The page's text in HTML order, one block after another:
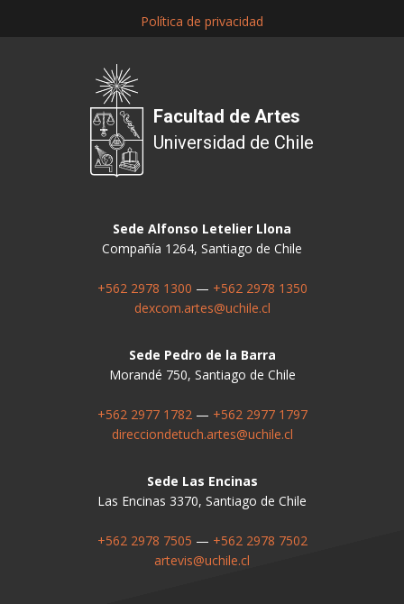
Política de privacidad
Facultad de Artes
Universidad de Chile
Sede Alfonso Letelier Llona
Compañía 1264, Santiago de Chile
+562 2978 1300 — +562 2978 1350
dexcom.artes@uchile.cl
Sede Pedro de la Barra
Morandé 750, Santiago de Chile
+562 2977 1782— +562 2977 1797
direcciondetuch.artes@uchile.cl
Sede Las Encinas
Las Encinas 3370, Santiago de Chile
+562 2978 7505 — +562 2978 7502
artevis@uchile.cl